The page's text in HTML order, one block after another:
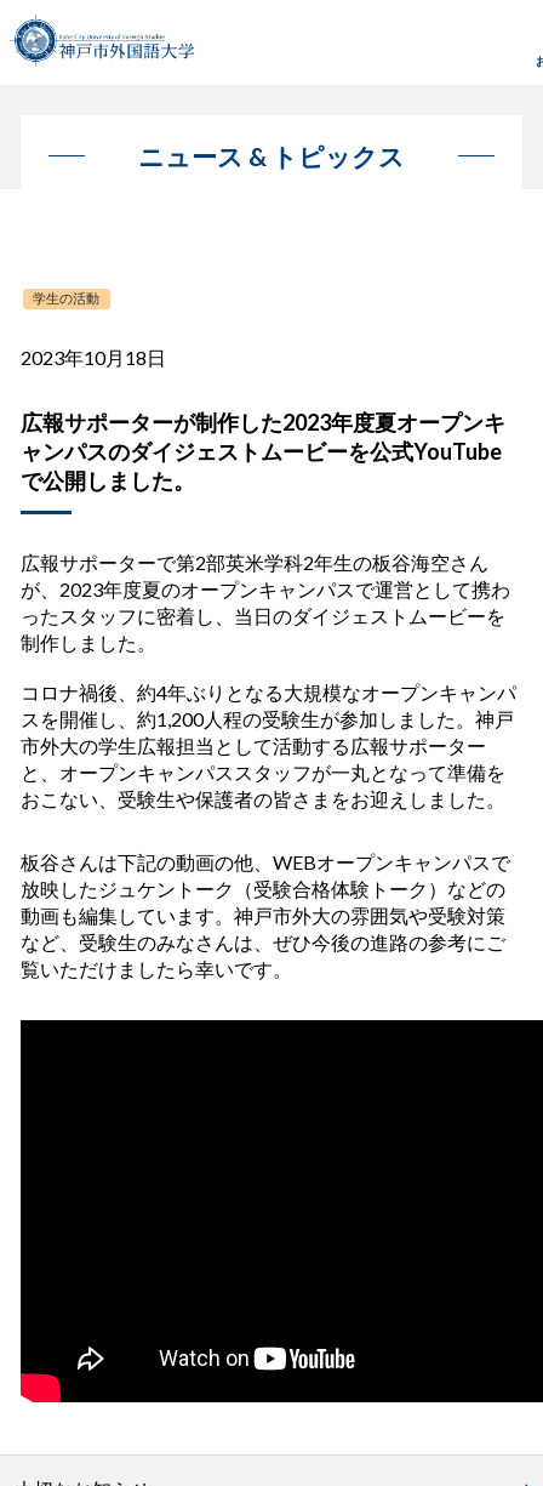
ニュース & トピックス
学生の活動
2023年10月18日
広報サポーターが制作した2023年度夏オープンキ
ャンパスのダイジェストムービーを公式YouTube
で公開しました。
広報サポーターで第2部英米学科2年生の板谷海空さん
が、2023年度夏のオープンキャンパスで運営として携わ
ったスタッフに密着し、当日のダイジェストムービーを
制作しました。
コロナ禍後、約4年ぶりとなる大規模なオープンキャンパ
スを開催し、約1,200人程の受験生が参加しました。神戸
市外大の学生広報担当として活動する広報サポーター
と、オープンキャンパススタッフが一丸となって準備を
おこない、受験生や保護者の皆さまをお迎えしました。
板谷さんは下記の動画の他、WEBオープンキャンパスで
放映したジュケントーク（受験合格体験トーク）などの
動画も編集しています。神戸市外大の雰囲気や受験対策
など、受験生のみなさんは、ぜひ今後の進路の参考にご
覧いただけましたら幸いです。